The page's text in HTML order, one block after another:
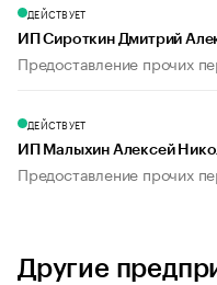
ДЕЙСТВУЕТ
ИП Сироткин Дмитрий
Предоставление прочих
ДЕЙСТВУЕТ
ИП Малыхин Алексей
Предоставление прочих
Другие